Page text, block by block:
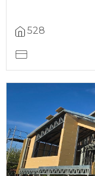
528